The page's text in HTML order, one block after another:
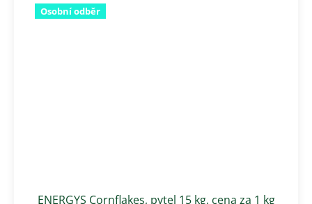
Osobní odběr
ENERGYS Cornflakes, pytel 15 kg, cena za 1 kg